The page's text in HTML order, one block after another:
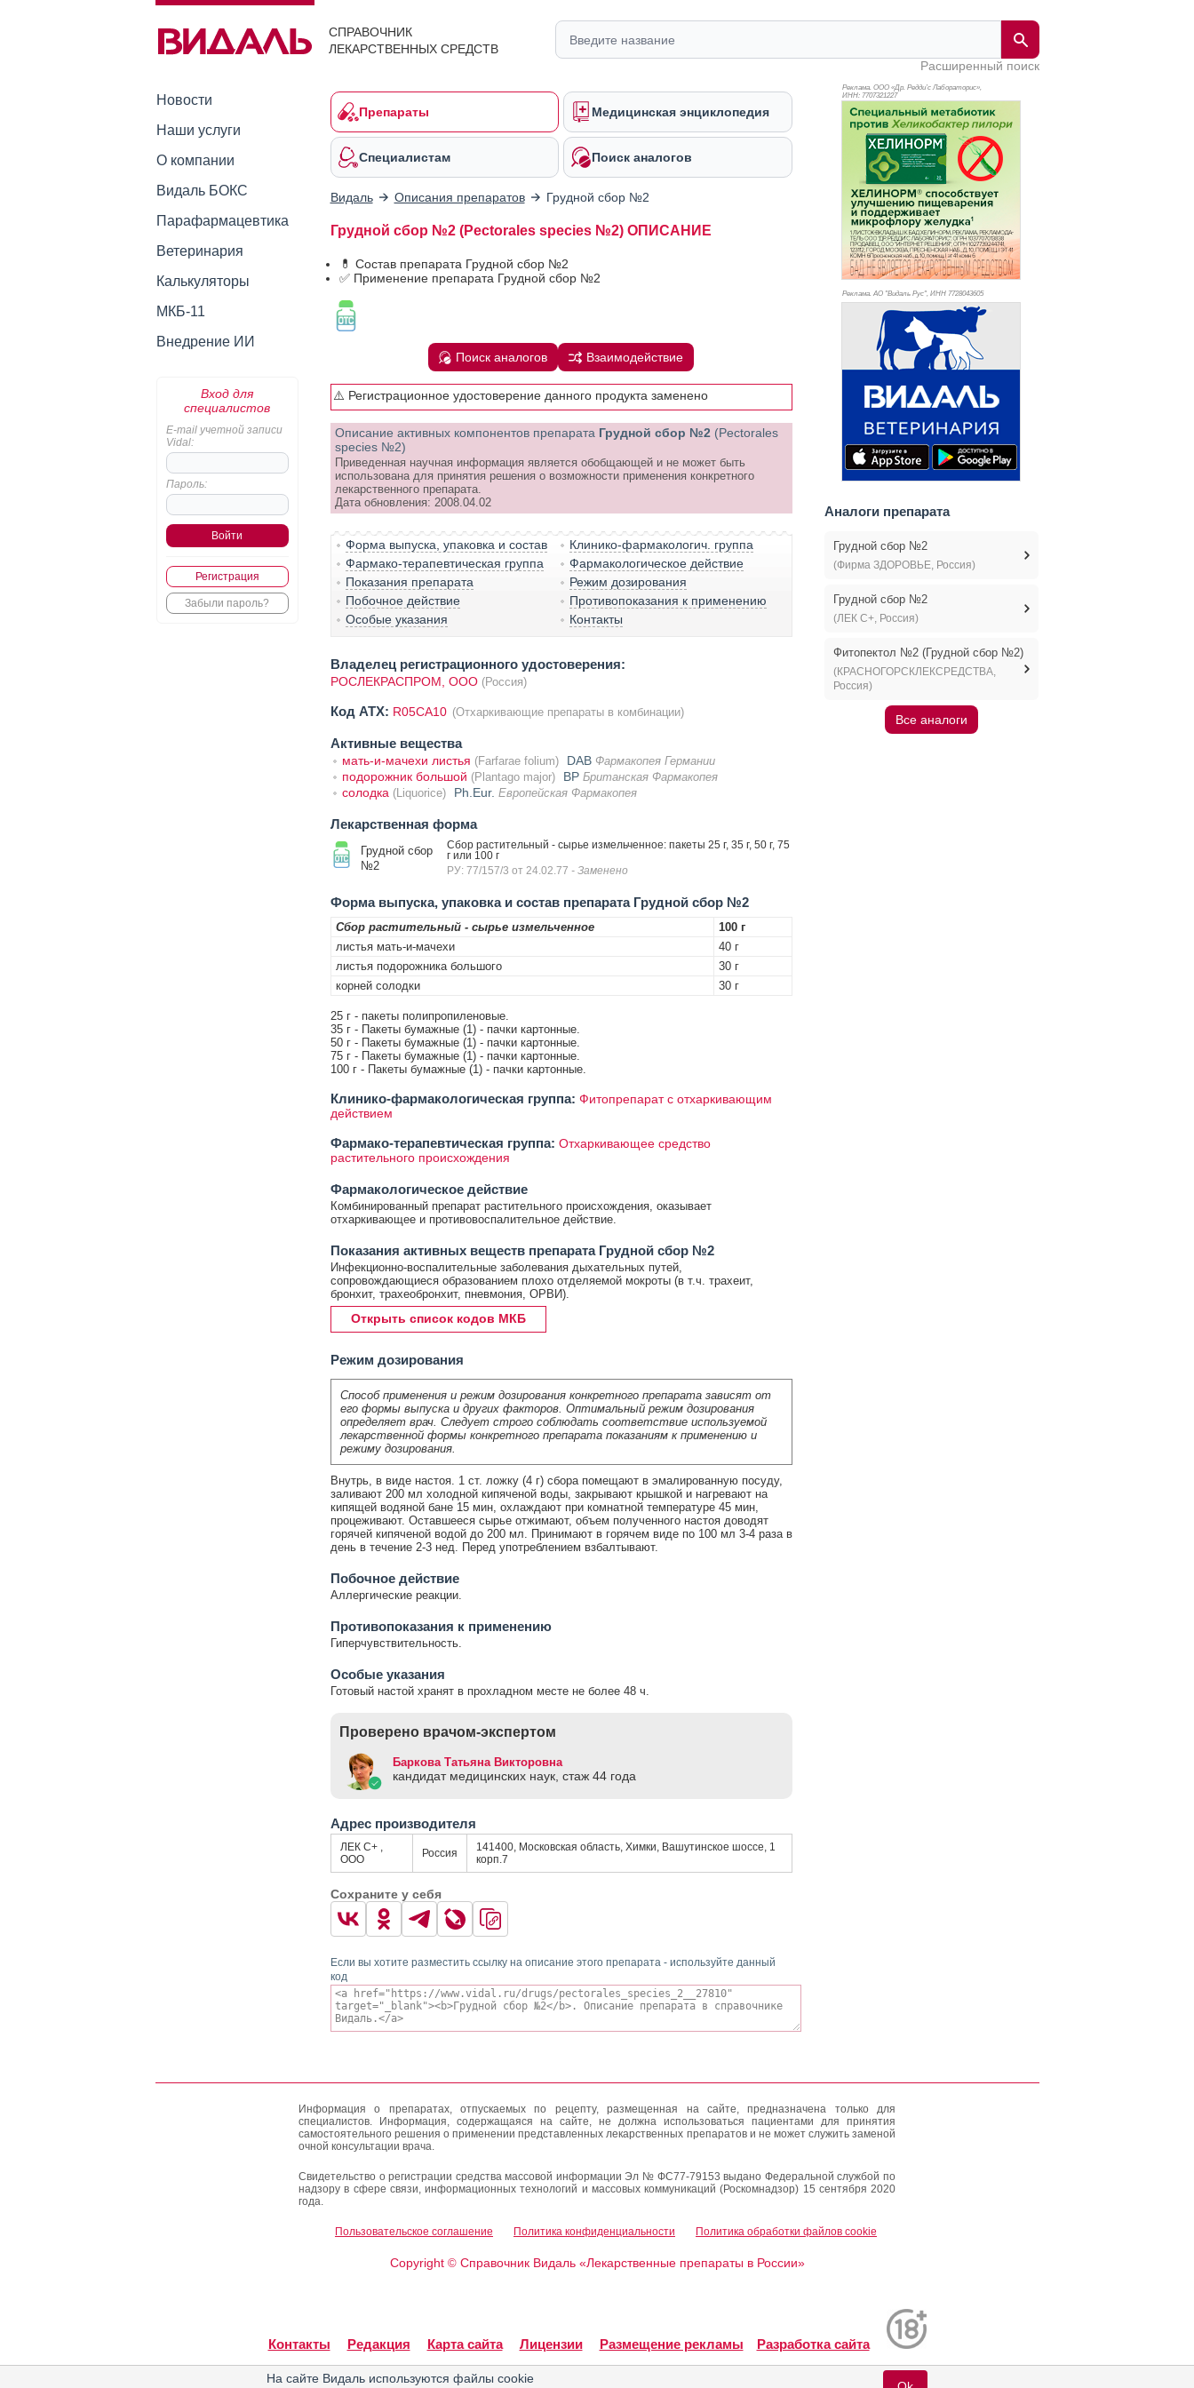
СПРАВОЧНИК
ЛЕКАРСТВЕННЫХ СРЕДСТВ
Расширенный поиск
Новости
Наши услуги
О компании
Видаль БОКС
Парафармацевтика
Ветеринария
Калькуляторы
МКБ-11
Внедрение ИИ
Вход для
специалистов
E-mail учетной записи
Vidal:
Пароль:
Регистрация
Забыли пароль?
Препараты Медицинская энциклопедия
Специалистам Поиск аналогов
Видаль Описания препаратов Грудной сбор №2
Грудной сбор №2 (Pectorales species №2) ОПИСАНИЕ
💊 Состав препарата Грудной сбор №2
✅ Применение препарата Грудной сбор №2
Поиск аналогов Взаимодействие
⚠️ Регистрационное удостоверение данного продукта заменено
Описание активных компонентов препарата Грудной сбор №2 (Pectorales
species №2)
Приведенная научная информация является обобщающей и не может быть
использована для принятия решения о возможности применения конкретного
лекарственного препарата.
Дата обновления: 2008.04.02
Форма выпуска, упаковка и состав
Клинико-фармакологич. группа
Фармако-терапевтическая группа
Фармакологическое действие
Показания препарата
Режим дозирования
Побочное действие
Противопоказания к применению
Особые указания
Контакты
Владелец регистрационного удостоверения:
РОСЛЕКРАСПРОМ, ООО (Россия)
Код ATX: R05CA10 (Отхаркивающие препараты в комбинации)
Активные вещества
мать-и-мачехи листья (Farfarae folium) DAB Фармакопея Германии
подорожник большой (Plantago major) BP Британская Фармакопея
солодка (Liquorice) Ph.Eur. Европейская Фармакопея
Лекарственная форма
Грудной сбор
№2
Сбор растительный - сырье измельченное: пакеты 25 г, 35 г, 50 г, 75
г или 100 г
РУ: 77/157/3 от 24.02.77 - Заменено
Форма выпуска, упаковка и состав препарата Грудной сбор №2
Сбор растительный - сырье измельченное
100 г
листья мать-и-мачехи
40 г
листья подорожника большого
30 г
корней солодки
30 г
25 г - пакеты полипропиленовые.
35 г - Пакеты бумажные (1) - пачки картонные.
50 г - Пакеты бумажные (1) - пачки картонные.
75 г - Пакеты бумажные (1) - пачки картонные.
100 г - Пакеты бумажные (1) - пачки картонные.
Клинико-фармакологическая группа: Фитопрепарат с отхаркивающим
действием
Фармако-терапевтическая группа: Отхаркивающее средство
растительного происхождения
Фармакологическое действие
Комбинированный препарат растительного происхождения, оказывает
отхаркивающее и противовоспалительное действие.
Показания активных веществ препарата Грудной сбор №2
Инфекционно-воспалительные заболевания дыхательных путей,
сопровождающиеся образованием плохо отделяемой мокроты (в т.ч. трахеит,
бронхит, трахеобронхит, пневмония, ОРВИ).
Открыть список кодов МКБ
Режим дозирования
Способ применения и режим дозирования конкретного препарата зависят от
его формы выпуска и других факторов. Оптимальный режим дозирования
определяет врач. Следует строго соблюдать соответствие используемой
лекарственной формы конкретного препарата показаниям к применению и
режиму дозирования.
Внутрь, в виде настоя. 1 ст. ложку (4 г) сбора помещают в эмалированную посуду,
заливают 200 мл холодной кипяченой воды, закрывают крышкой и нагревают на
кипящей водяной бане 15 мин, охлаждают при комнатной температуре 45 мин,
процеживают. Оставшееся сырье отжимают, объем полученного настоя доводят
горячей кипяченой водой до 200 мл. Принимают в горячем виде по 100 мл 3-4 раза в
день в течение 2-3 нед. Перед употреблением взбалтывают.
Побочное действие
Аллергические реакции.
Противопоказания к применению
Гиперчувствительность.
Особые указания
Готовый настой хранят в прохладном месте не более 48 ч.
Проверено врачом-экспертом
Баркова Татьяна Викторовна
кандидат медицинских наук, стаж 44 годa
Адрес производителя
ЛЕК С+ ,
ООО
Россия
141400, Московская область, Химки, Вашутинское шоссе, 1
корп.7
Сохраните у себя
Если вы хотите разместить ссылку на описание этого препарата - используйте данный
код
Реклама. ООО «Др. Редди’с Лабораторис»,
ИНН: 7707321227
Реклама. АО "Видаль Рус", ИНН 7728043605
Аналоги препарата
Грудной сбор №2
(Фирма ЗДОРОВЬЕ, Россия)
Грудной сбор №2
(ЛЕК С+, Россия)
Фитопектол №2 (Грудной сбор №2)
(КРАСНОГОРСКЛЕКСРЕДСТВА,
Россия)
Все аналоги
Информация о препаратах, отпускаемых по рецепту, размещенная на сайте, предназначена только для
специалистов. Информация, содержащаяся на сайте, не должна использоваться пациентами для принятия
самостоятельного решения о применении представленных лекарственных препаратов и не может служить заменой
очной консультации врача.
Свидетельство о регистрации средства массовой информации Эл № ФС77-79153 выдано Федеральной службой по
надзору в сфере связи, информационных технологий и массовых коммуникаций (Роскомнадзор) 15 сентября 2020
года.
Пользовательское соглашение Политика конфиденциальности Политика обработки файлов cookie
Copyright ©Справочник Видаль «Лекарственные препараты в России»
Контакты Редакция Карта сайта Лицензии Размещение рекламы Разработка сайта
На сайте Видаль используются файлы cookie